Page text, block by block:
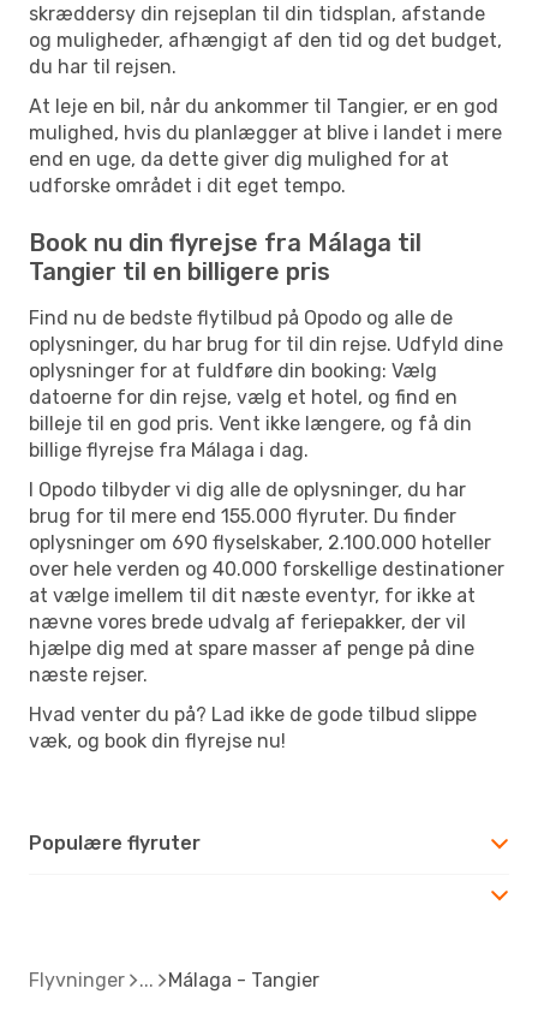
skræddersy din rejseplan til din tidsplan, afstande
og muligheder, afhængigt af den tid og det budget,
du har til rejsen.
At leje en bil, når du ankommer til Tangier, er en god
mulighed, hvis du planlægger at blive i landet i mere
end en uge, da dette giver dig mulighed for at
udforske området i dit eget tempo.
Book nu din flyrejse fra Málaga til
Tangier til en billigere pris
Find nu de bedste flytilbud på Opodo og alle de
oplysninger, du har brug for til din rejse. Udfyld dine
oplysninger for at fuldføre din booking: Vælg
datoerne for din rejse, vælg et hotel, og find en
billeje til en god pris. Vent ikke længere, og få din
billige flyrejse fra Málaga i dag.
I Opodo tilbyder vi dig alle de oplysninger, du har
brug for til mere end 155.000 flyruter. Du finder
oplysninger om 690 flyselskaber, 2.100.000 hoteller
over hele verden og 40.000 forskellige destinationer
at vælge imellem til dit næste eventyr, for ikke at
nævne vores brede udvalg af feriepakker, der vil
hjælpe dig med at spare masser af penge på dine
næste rejser.
Hvad venter du på? Lad ikke de gode tilbud slippe
væk, og book din flyrejse nu!
Populære flyruter
Flyvninger Málaga - Tangier